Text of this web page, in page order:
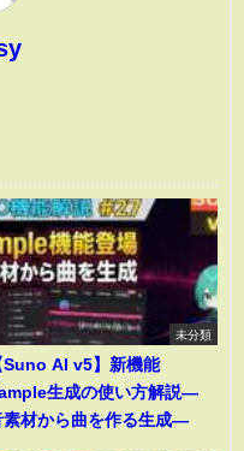
未分類
Suno AI v5】新機能
生成の使い方解説―
素材から曲を作る生成―